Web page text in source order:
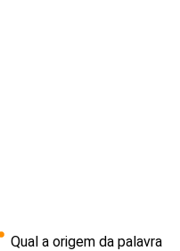
Qual a origem da palavra